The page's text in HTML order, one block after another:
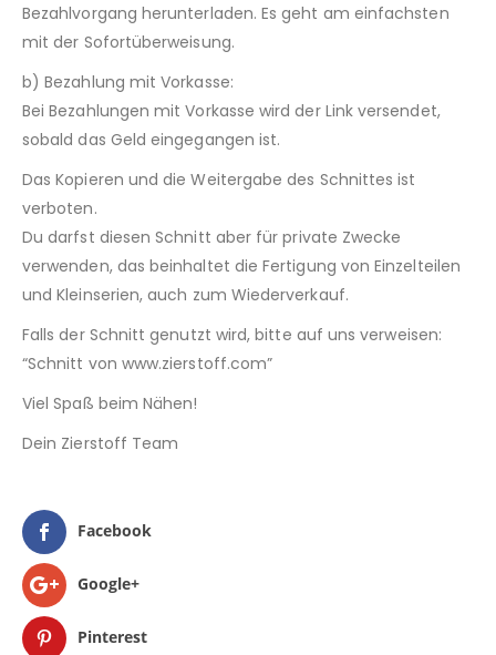
Bezahlvorgang herunterladen. Es geht am einfachsten
mit der Sofortüberweisung.
b) Bezahlung mit Vorkasse:
Bei Bezahlungen mit Vorkasse wird der Link versendet,
sobald das Geld eingegangen ist.
Das Kopieren und die Weitergabe des Schnittes ist
verboten.
Du darfst diesen Schnitt aber für private Zwecke
verwenden, das beinhaltet die Fertigung von Einzelteilen
und Kleinserien, auch zum Wiederverkauf.
Falls der Schnitt genutzt wird, bitte auf uns verweisen:
“Schnitt von www.zierstoff.com”
Viel Spaß beim Nähen!
Dein Zierstoff Team
Facebook
Google+
Pinterest